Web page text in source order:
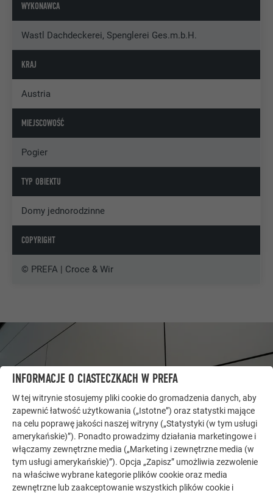
WYKONAWCA
Wastl Dachdeckerei, Spenglerei Ges.m.b.H.
KRAJ
Austria
MIEJSCOWOŚĆ
Pogier
TYP OBIEKTU
Domy jednorodzinne
COPYRIGHT
© PREFA | Croce & Wir
DALSZE OBIEKTY
INFORMACJE O CIASTECZKACH W PREFA
W tej witrynie stosujemy pliki cookie do gromadzenia danych, aby
zapewnić łatwość użytkowania („Istotne”) oraz statystki mające
na celu poprawę jakości naszej witryny („Statystyki (w tym usługi
amerykańskie)”). Ponadto prowadzimy działania marketingowe i
włączamy zewnętrzne media („Marketing i zewnętrzne media (w
tym usługi amerykańskie)”). Opcja „Zapisz” umożliwia zezwolenie
na właściwe wybrane kategorie plików cookie oraz media
zewnętrzne lub zaakceptowanie wszystkich plików cookie i